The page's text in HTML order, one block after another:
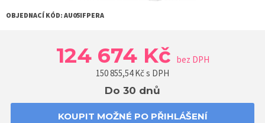
OBJEDNACÍ KÓD: AU05IFPERA
124 674 Kč bez DPH
150 855,54Kč s DPH
Do 30 dnů
KOUPIT MOŽNÉ PO PŘIHLÁŠENÍ